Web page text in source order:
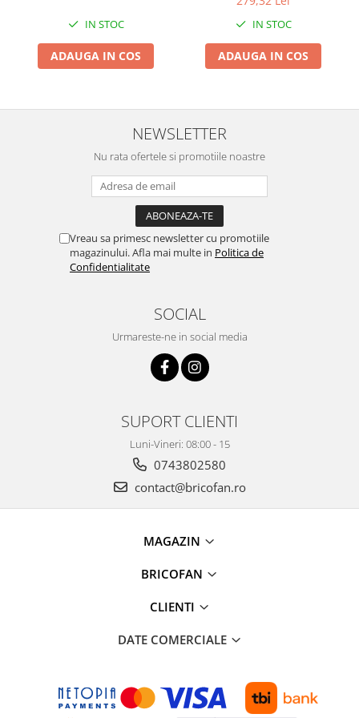
Instalatii cu baterii
Instalatii de Craciun
Instalatii liniare si role de furtun
Instalatii liniare/sir
Instalatii Solare
Instalatii turturi-franjuri
Perdea 220V
Turturi/Franjuri 220V
Accesorii pentru animale
Articole si accesorii birou
Storcatoare / Blendere
IN STOC
ADAUGA IN COS
IN STOC
ADAUGA IN COS
NEWSLETTER
Nu rata ofertele si promotiile noastre
Vreau sa primesc newsletter cu promotiile
magazinului. Afla mai multe in Politica de
Confidentialitate
SOCIAL
Urmareste-ne in social media
SUPORT CLIENTI
Luni-Vineri: 08:00 - 15
0743802580
contact@bricofan.ro
MAGAZIN
BRICOFAN
CLIENTI
DATE COMERCIALE